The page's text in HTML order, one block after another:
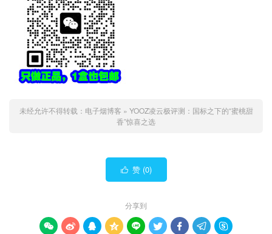
未经允许不得转载： 电子烟博客 » YOOZ凌云极评测：国标之下的“蜜桃甜
香”惊喜之选
 赞 (0)
分享到
        